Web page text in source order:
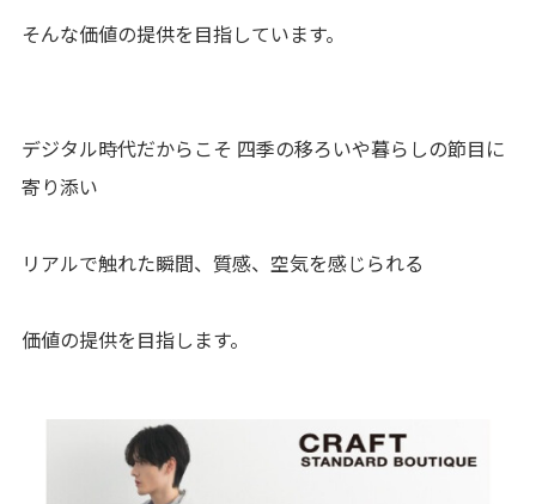
会社案内
そんな価値の提供を目指しています。
デジタル時代だからこそ 四季の移ろいや暮らしの節目に
寄り添い
リアルで触れた瞬間、質感、空気を感じられる
価値の提供を目指します。